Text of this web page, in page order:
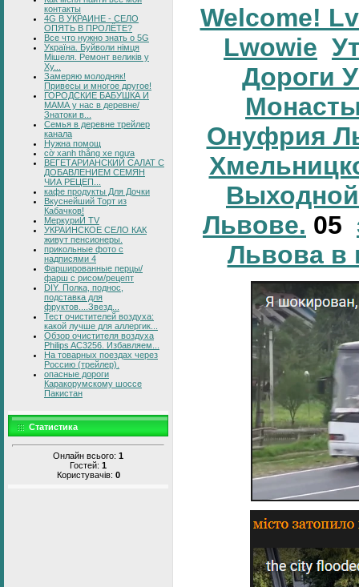
контакты
4G В УКРАИНЕ - СЕЛО
ОПЯТЬ В ПРОЛЁТЕ?
Все что нужно знать о 5G
Україна. Буйволи німця
Мішеля. Ремонт великів у
Ху...
Замеряю молодняк!
Привесы и многое другое!
ГОРОДСКИЕ БАБУШКА И
МАМА у нас в деревне/
Знатоки в...
Семья в деревне трейлер
канала
Нужна помощ
cờ xanh thắng xe ngựa
ВЕГЕТАРИАНСКИЙ САЛАТ С
ДОБАВЛЕНИЕМ СЕМЯН
ЧИА РЕЦЕП...
кафе продукты Для Дочки
Вкуснейший Торт из
Кабачков!
МеркуриЙ TV
УКРАИНСКОЕ СЕЛО КАК
живут пенсионеры.
прикольные фото с
надписями 4
Фаршированные перцы/
фарш с рисом/рецепт
DIY. Полка, поднос,
подставка для
фруктов....Звезд...
Тест очистителей воздуха:
какой лучше для аллергик...
Обзор очистителя воздуха
Philips AC3256. Избавляем...
На товарных поездах через
Россию (трейлер).
опасные дороги
Каракорумскому шоссе
Пакистан
Статистика
Онлайн всього: 1
Гостей: 1
Користувачів: 0
Welcome!
Lwowie
Дороги
Онуфрия
Львове. 05
Львова в